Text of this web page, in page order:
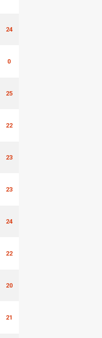
24
0
25
22
23
23
24
22
20
21